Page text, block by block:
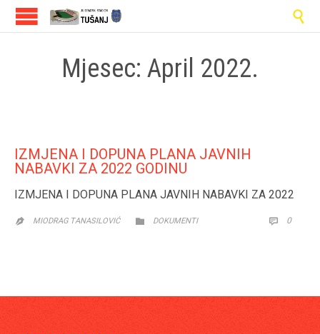

Mjesec: April 2022.
IZMJENA I DOPUNA PLANA JAVNIH
NABAVKI ZA 2022 GODINU
IZMJENA I DOPUNA PLANA JAVNIH NABAVKI ZA 2022
 MIODRAG TANASILOVIĆ  CATEGORY
DOKUMENTI  0